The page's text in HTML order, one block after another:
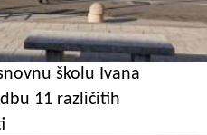
školu Ivana
11 različitih